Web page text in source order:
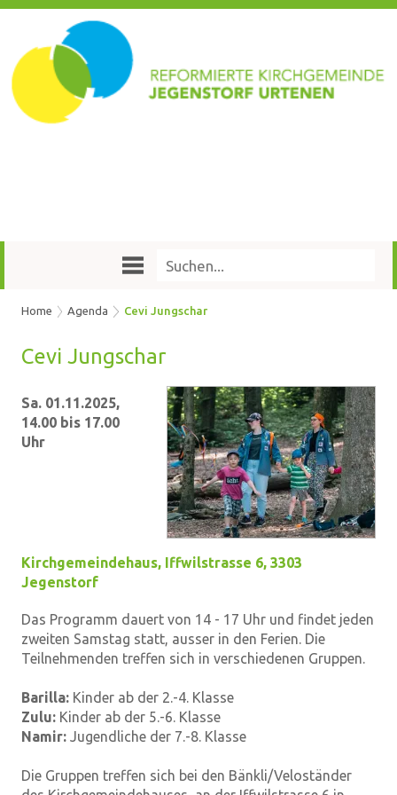
Home Agenda Cevi Jungschar
Cevi Jung­schar
Sa. 01.11.2025,
14.00 bis 17.00
Uhr
Kirchgemeindehaus, Iffwilstrasse 6, 3303
Jegenstorf
Das Programm dauert von 14 - 17 Uhr und findet jeden
zweiten Samstag statt, ausser in den Ferien. Die
Teilnehmenden treffen sich in verschiedenen Gruppen.
Barilla: Kinder ab der 2.-4. Klasse
Zulu: Kinder ab der 5.-6. Klasse
Namir: Jugendliche der 7.-8. Klasse
Die Gruppen treffen sich bei den Bänkli/Veloständer